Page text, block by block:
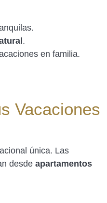
.
en familia.
Vacaciones
única. Las
desde apartamentos